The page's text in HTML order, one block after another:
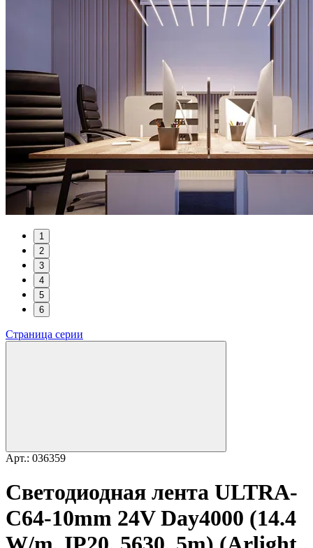
1
2
3
4
5
6
Страница серии
Арт.: 036359
Светодиодная лента ULTRA-
C64-10mm 24V Day4000 (14.4